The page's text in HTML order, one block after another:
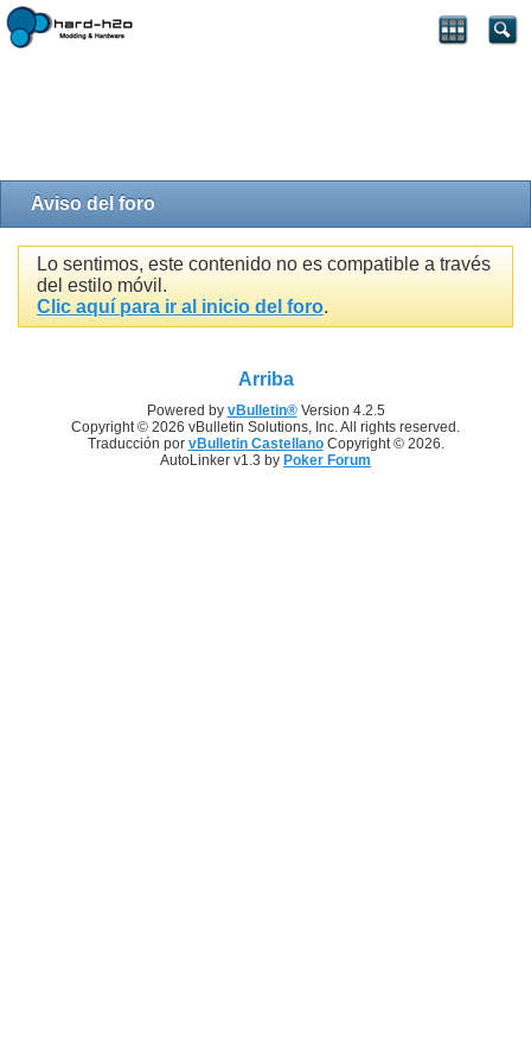
Aviso del foro
Lo sentimos, este contenido no es compatible a través
del estilo móvil.
Clic aquí para ir al inicio del foro.
Arriba
Powered by vBulletin®Version 4.2.5
Copyright © 2026 vBulletin Solutions, Inc. All rights reserved.
Traducción por vBulletin CastellanoCopyright © 2026.
AutoLinker v1.3 by Poker Forum